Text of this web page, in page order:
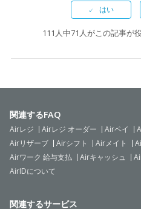
111人中71人がこの記事が
関連するFAQ
Airレジ Airレジ オーダー Airペイ
Airリザーブ
Airシフト Airメイト
Airワーク 給与支払
Airキャッシュ
AirIDについて
関連するサービス